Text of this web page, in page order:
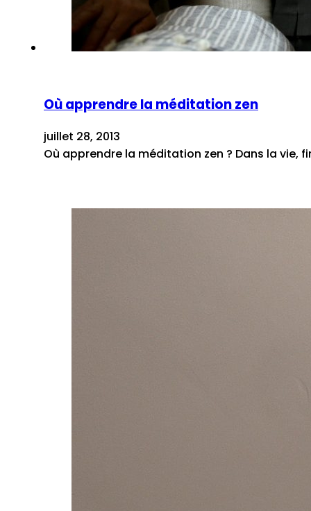
Où apprendre la méditation zen
juillet 28, 2013
Où apprendre la méditation zen ? Dans la vie,